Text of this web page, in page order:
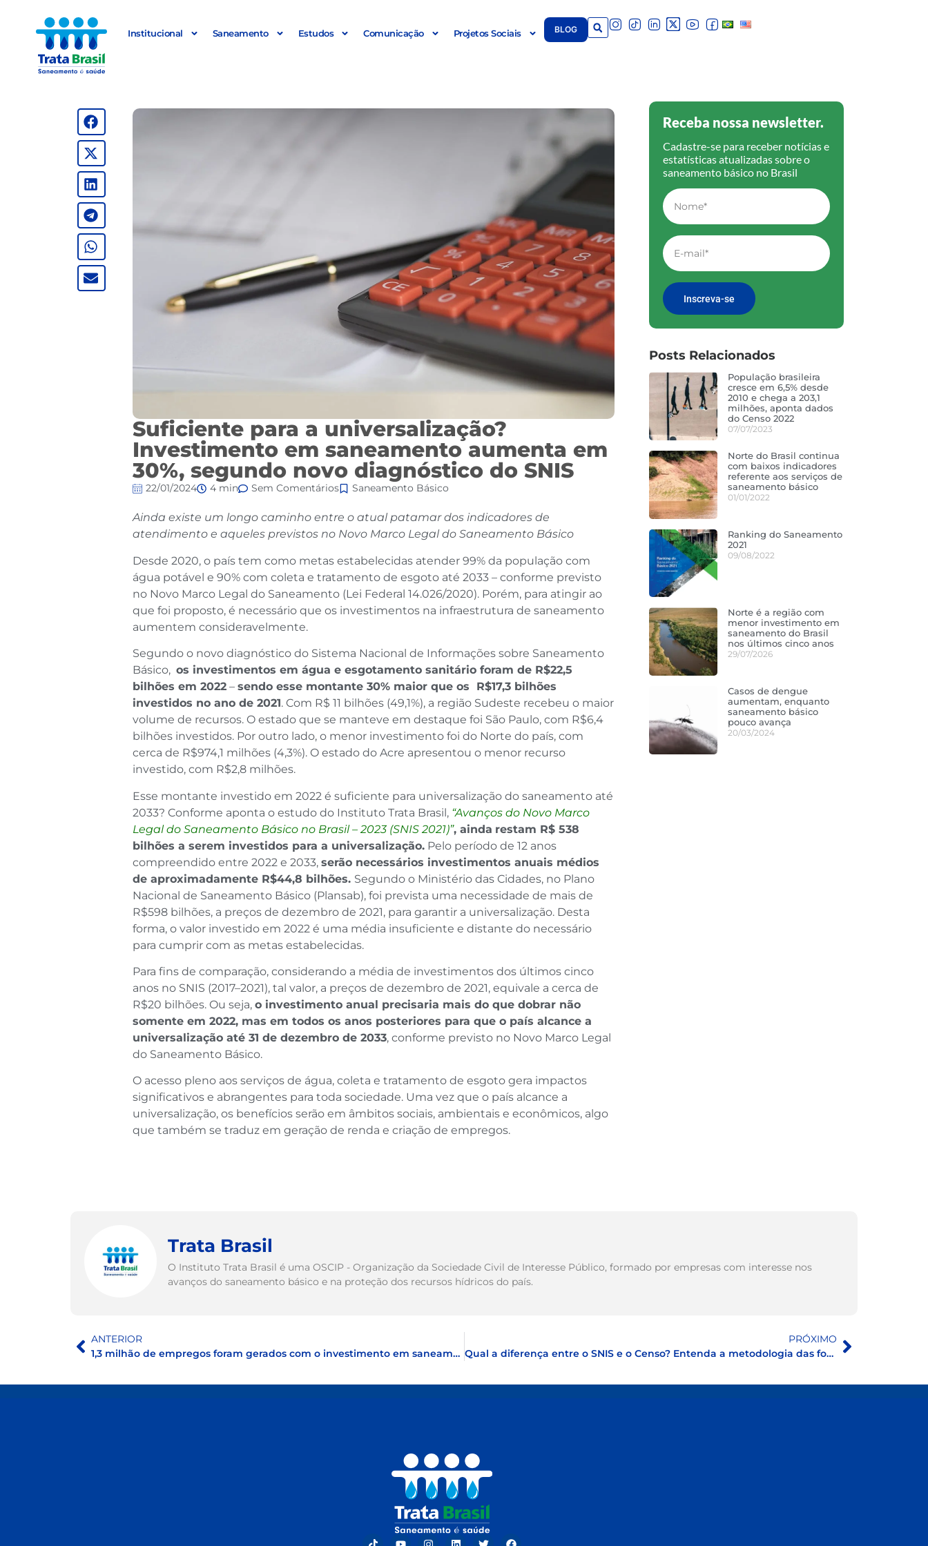
Institucional Saneamento Estudos Comunicação Projetos Sociais BLOG
Suficiente para a universalização?
Investimento em saneamento aumenta em
30%, segundo novo diagnóstico do SNIS
22/01/2024 4 min Sem Comentários Saneamento Básico
Ainda existe um longo caminho entre o atual patamar dos indicadores de
atendimento e aqueles previstos no Novo Marco Legal do Saneamento Básico
Desde 2020, o país tem como metas estabelecidas atender 99% da população com
água potável e 90% com coleta e tratamento de esgoto até 2033 – conforme previsto
no Novo Marco Legal do Saneamento (Lei Federal 14.026/2020). Porém, para atingir ao
que foi proposto, é necessário que os investimentos na infraestrutura de saneamento
aumentem consideravelmente.
Segundo o novo diagnóstico do Sistema Nacional de Informações sobre Saneamento
Básico, os investimentos em água e esgotamento sanitário foram de R$22,5
bilhões em 2022– sendo esse montante 30% maior que os R$17,3 bilhões
investidos no ano de 2021. Com R$ 11 bilhões (49,1%), a região Sudeste recebeu o maior
volume de recursos. O estado que se manteve em destaque foi São Paulo, com R$6,4
bilhões investidos. Por outro lado, o menor investimento foi do Norte do país, com
cerca de R$974,1 milhões (4,3%). O estado do Acre apresentou o menor recurso
investido, com R$2,8 milhões.
Esse montante investido em 2022 é suficiente para universalização do saneamento até
2033? Conforme aponta o estudo do Instituto Trata Brasil, “Avanços do Novo Marco
Legal do Saneamento Básico no Brasil – 2023 (SNIS 2021)”, ainda restam R$ 538
bilhões a serem investidos para a universalização.Pelo período de 12 anos
compreendido entre 2022 e 2033, serão necessários investimentos anuais médios
de aproximadamente R$44,8 bilhões. Segundo o Ministério das Cidades, no Plano
Nacional de Saneamento Básico (Plansab), foi prevista uma necessidade de mais de
R$598 bilhões, a preços de dezembro de 2021, para garantir a universalização. Desta
forma, o valor investido em 2022 é uma média insuficiente e distante do necessário
para cumprir com as metas estabelecidas.
Para fins de comparação, considerando a média de investimentos dos últimos cinco
anos no SNIS (2017–2021), tal valor, a preços de dezembro de 2021, equivale a cerca de
R$20 bilhões. Ou seja, o investimento anual precisaria mais do que dobrar não
somente em 2022, mas em todos os anos posteriores para que o país alcance a
universalização até 31 de dezembro de 2033, conforme previsto no Novo Marco Legal
do Saneamento Básico.
O acesso pleno aos serviços de água, coleta e tratamento de esgoto gera impactos
significativos e abrangentes para toda sociedade. Uma vez que o país alcance a
universalização, os benefícios serão em âmbitos sociais, ambientais e econômicos, algo
que também se traduz em geração de renda e criação de empregos.
Receba nossa newsletter.
Cadastre-se para receber notícias e
estatísticas atualizadas sobre o
saneamento básico no Brasil
Inscreva-se
Posts Relacionados
População brasileira
cresce em 6,5% desde
2010 e chega a 203,1
milhões, aponta dados
do Censo 2022
07/07/2023
Norte do Brasil continua
com baixos indicadores
referente aos serviços de
saneamento básico
01/01/2022
Ranking do Saneamento
2021
09/08/2022
Norte é a região com
menor investimento em
saneamento do Brasil
nos últimos cinco anos
29/07/2026
Casos de dengue
aumentam, enquanto
saneamento básico
pouco avança
20/03/2024
Trata Brasil
O Instituto Trata Brasil é uma OSCIP - Organização da Sociedade Civil de Interesse Público, formado por empresas com interesse nos
avanços do saneamento básico e na proteção dos recursos hídricos do país.
ANTERIOR
1,3 milhão de empregos foram gerados com o investimento em saneamento, apontam novos dados do SNIS
PRÓXIMO
Qual a diferença entre o SNIS e o Censo? Entenda a metodologia das fontes de dados sobre saneamento